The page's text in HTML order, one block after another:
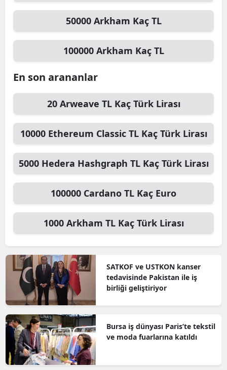
50000 Arkham Kaç TL
100000 Arkham Kaç TL
En son arananlar
20 Arweave TLKaç Türk Lirası
10000 Ethereum Classic TLKaç Türk Lirası
5000 Hedera Hashgraph TLKaç Türk Lirası
100000 Cardano TL Kaç Euro
1000 Arkham TLKaç Türk Lirası
SATKOF ve USTKON kanser
tedavisinde Pakistan ile iş
birliği geliştiriyor
Bursa iş dünyası Paris’te tekstil
ve moda fuarlarına katıldı